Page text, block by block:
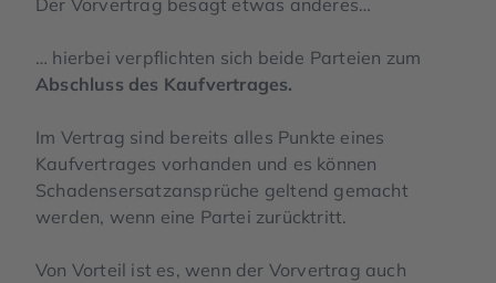
… hierbei verpflichten sich beide Parteien zum
Abschluss des Kaufvertrages.
Im Vertrag sind bereits alles Punkte eines
Kaufvertrages vorhanden und es können
Schadensersatzansprüche geltend gemacht
werden, wenn eine Partei zurücktritt.
Von Vorteil ist es, wenn der Vorvertrag auch